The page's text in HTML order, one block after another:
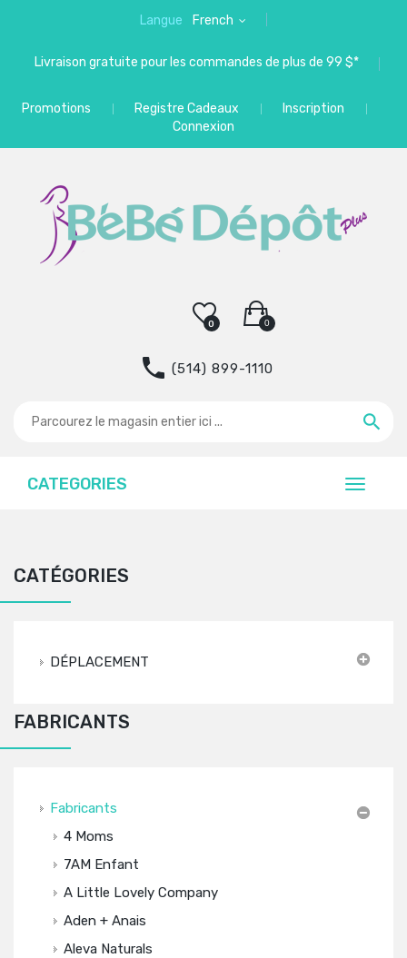
Langue French
Livraison gratuite pour les commandes de plus de 99 $*
Promotions Registre Cadeaux
Inscription
Connexion
0
0
(514) 899-1110
CATEGORIES
CATÉGORIES
DÉPLACEMENT
FABRICANTS
Fabricants
4 Moms
7AM Enfant
A Little Lovely Company
Aden + Anais
Aleva Naturals